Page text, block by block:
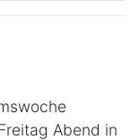
Abend in